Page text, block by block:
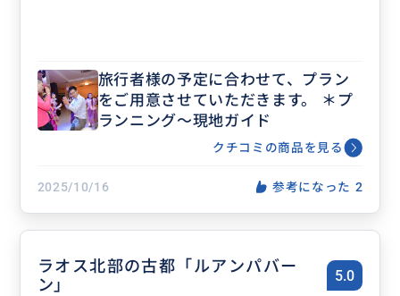
旅行者様の予定に合わせて、プラン
をご用意させていただきます。 ＊プ
ランニング〜現地ガイド
クチコミの商品を見る
2025/10/16 参考になった 2
ラオス北部の古都「ルアンパバー
ン」
5.0